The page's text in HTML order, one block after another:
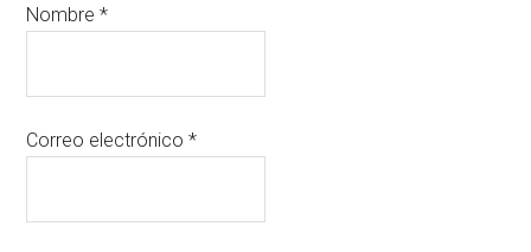
Nombre*
Correo electrónico*